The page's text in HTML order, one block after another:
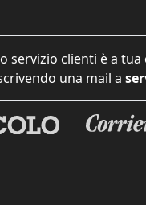
servizio clienti è a
una mail a